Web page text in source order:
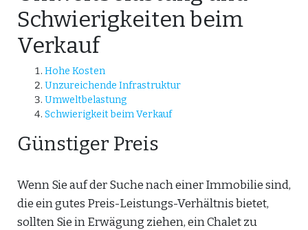
Schwierigkeiten beim
Verkauf
Hohe Kosten
Unzureichende Infrastruktur
Umweltbelastung
Schwierigkeit beim Verkauf
Günstiger Preis
Wenn Sie auf der Suche nach einer Immobilie sind,
die ein gutes Preis-Leistungs-Verhältnis bietet,
sollten Sie in Erwägung ziehen, ein Chalet zu